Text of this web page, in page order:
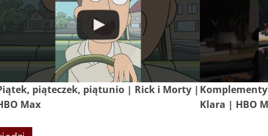
piąteczek, piątunio | Rick i Morty |
Max
Klara | HBO